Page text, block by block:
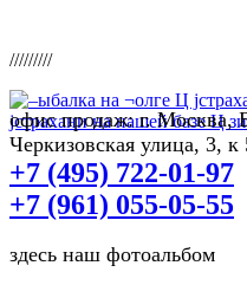
/////////
офис продаж: г. Москва,
Черкизовская улица, 3, к
+7 (495) 722-01-97
+7 (961) 055-05-55
здесь наш фотоальбом